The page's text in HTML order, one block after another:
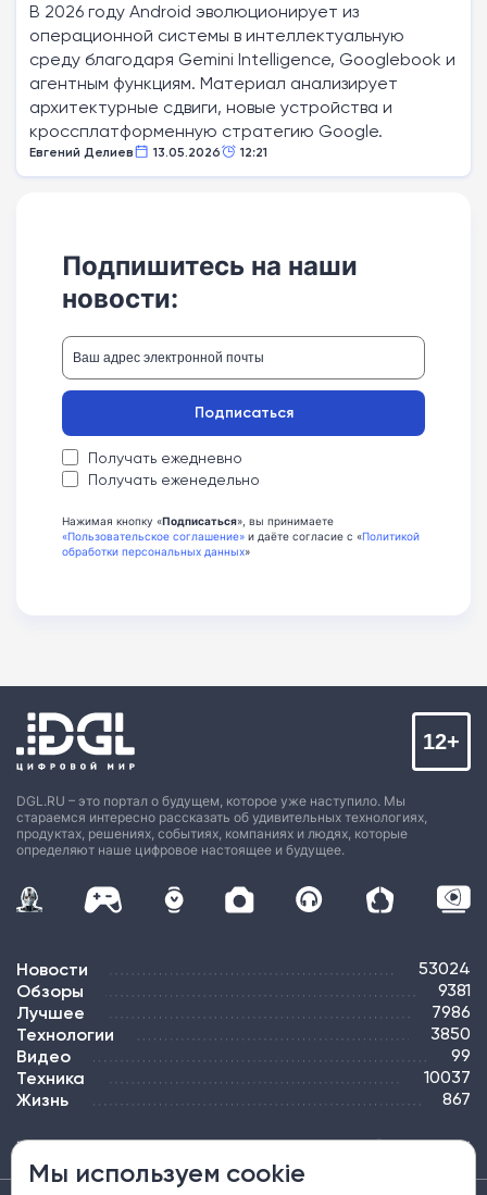
В 2026 году Android эволюционирует из
операционной системы в интеллектуальную
среду благодаря Gemini Intelligence, Googlebook и
агентным функциям. Материал анализирует
архитектурные сдвиги, новые устройства и
кроссплатформенную стратегию Google.
Евгений Делиев 13.05.2026 12:21
Подпишитесь на наши
новости:
Получать ежедневно
Получать еженедельно
Подписаться
Нажимая кнопку «Подписаться», вы принимаете
«Пользовательское соглашение» и даёте согласие с «Политикой
обработки персональных данных»
DGL.RU – это портал о будущем, которое уже наступило. Мы
стараемся интересно рассказать об удивительных технологиях,
продуктах, решениях, событиях, компаниях и людях, которые
определяют наше цифровое настоящее и будущее.
12+
Новости 53024
Обзоры 9381
Лучшее 7986
Технологии 3850
Видео 99
Техника 10037
Жизнь 867
ПОДПИСКА РЕКЛАМА КОНТАКТЫ КАРТА САЙТА ТЭГИ
Мы используем cookie